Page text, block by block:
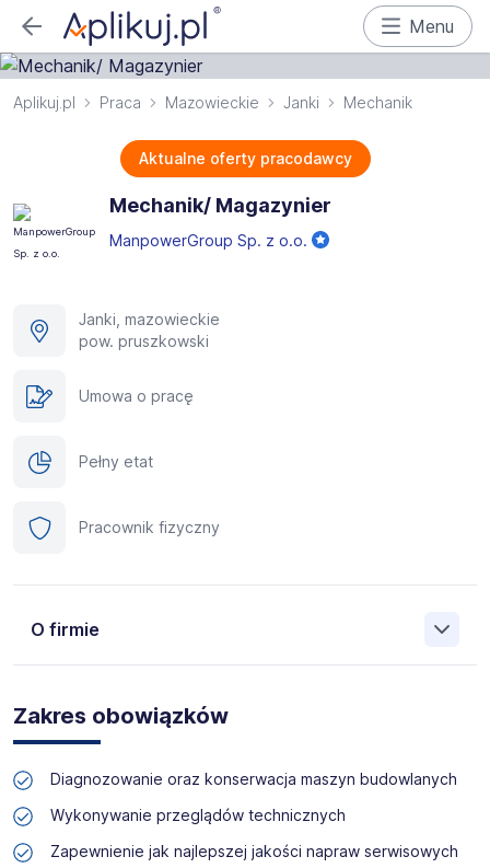
Menu
Aplikuj.pl Praca Mazowieckie Janki Mechanik
Aktualne oferty pracodawcy
Mechanik/ Magazynier
ManpowerGroup Sp. z o.o.
Janki, mazowieckie
pow. pruszkowski
Umowa o pracę
Pełny etat
Pracownik fizyczny
O firmie
o ponad 70-letnim doświadczeniu, działająca w 82
krajach. Na polskim rynku jesteśmy od 2001 roku i obecnie
posiadamy prawie 35 oddziałów w całym kraju. Naszym
celem jest otwieranie przed kandydatami nowych
możliwości, pomoc w znalezieniu pracy odpowiadającej
ich kwalifikacjom i doświadczeniu. Więcej informacji na
Zakres obowiązków
Diagnozowanie oraz konserwacja maszyn budowlanych
Wykonywanie przeglądów technicznych
Zapewnienie jak najlepszej jakości napraw serwisowych